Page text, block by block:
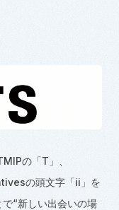
の「T」、
の頭文字「ii」を
“新しい出会いの場